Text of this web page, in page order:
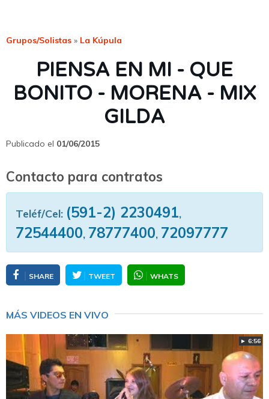
Grupos/Solistas » La Kúpula
PIENSA EN MI - QUE
BONITO - MORENA - MIX
GILDA
Publicado el 01/06/2015
Contacto para contratos
Teléf/Cel: (591-2) 2230491,
72544400, 78777400, 72097777
SHARE TWEET WHATS
MÁS VIDEOS EN VIVO
► 6:56